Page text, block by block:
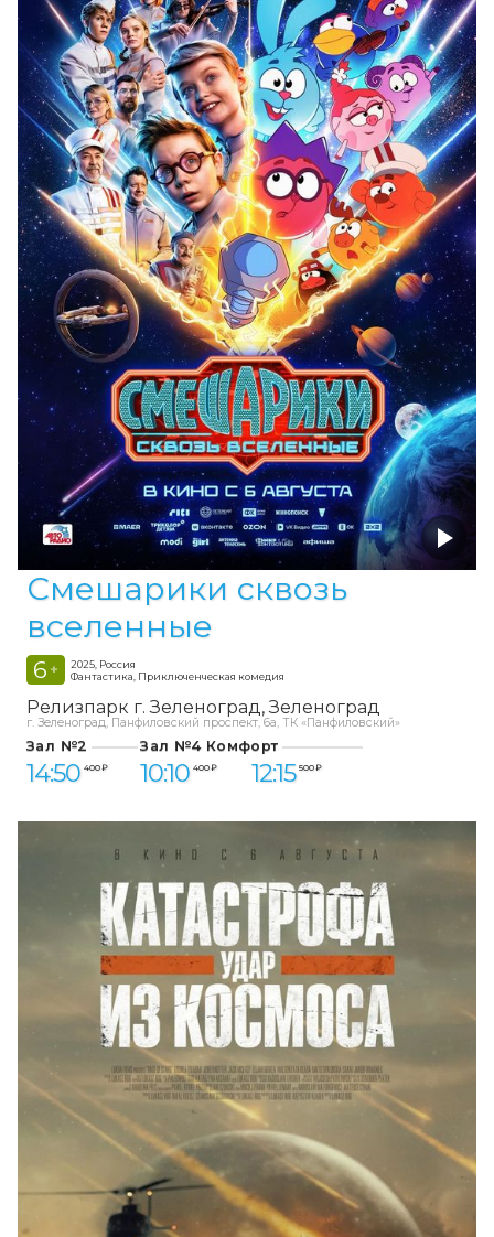
Смешарики сквозь
вселенные
6 +
2025, Россия
Фантастика, Приключенческая комедия
Релизпарк г. Зеленоград Зеленоград
г. Зеленоград, Панфиловский проспект, 6а, ТК «Панфиловский»
Зал №2
14:50 400 ₽
Зал №4 Комфорт
10:10 400 ₽ 12:15 500 ₽